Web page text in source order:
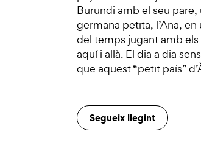
Burundi amb el seu
germana petita, l’Ana,
del temps jugant amb
aquí i allà. El dia a dia
que aquest “petit país”
Segueix llegint